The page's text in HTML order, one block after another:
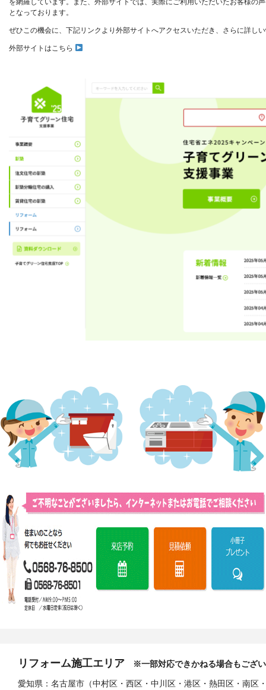
を網羅しています。また、外部サイトでは、実際にご利用いただいたお客様の
となっております。
ぜひこの機会に、下記リンクより外部サイトへアクセスいただき、さらに詳し
外部サイトはこちら
リフォーム施工エリア ※一部対応できかねる場合もござ
愛知県：名古屋市（中村区・西区・中川区・港区・熱田区・南